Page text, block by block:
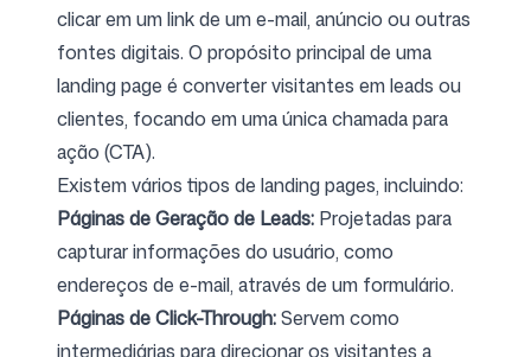
clicar em um link de um e-mail, anúncio ou outras
fontes digitais. O propósito principal de uma
landing page é converter visitantes em leads ou
clientes, focando em uma única chamada para
ação (CTA).
Existem vários tipos de landing pages, incluindo:
Páginas de Geração de Leads: Projetadas para
capturar informações do usuário, como
endereços de e-mail, através de um formulário.
Páginas de Click-Through:Servem como
intermediárias para direcionar os visitantes a